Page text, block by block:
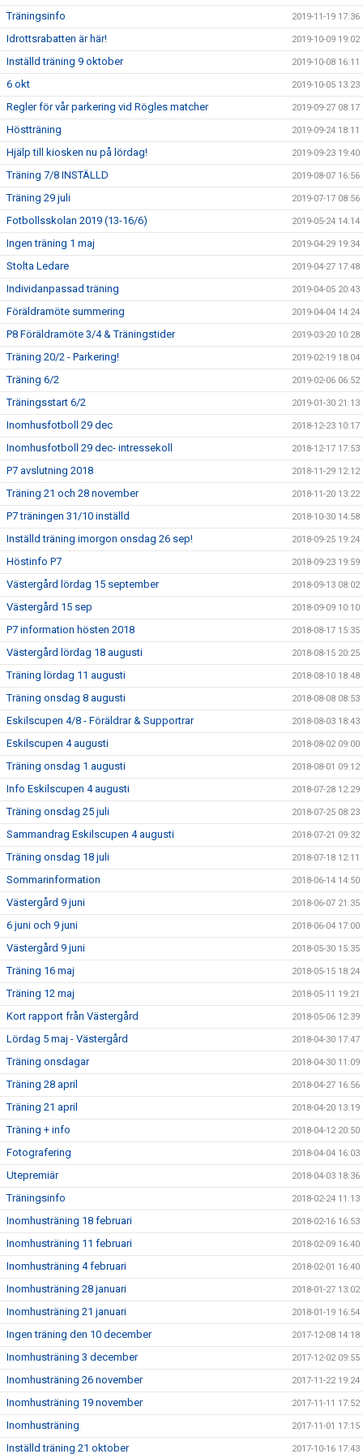
Träningsinfo 2019-11-19 17:36
Idrottsrabatten är här! 2019-10-09 19:02
Inställd träning 9 oktober 2019-10-08 16:11
6 okt 2019-10-05 13:23
Regler för vår parkering vid Rögles matcher 2019-09-27 08:17
Höstträning 2019-09-24 18:11
Hjälp till kiosken nu på lördag! 2019-09-23 19:40
Träning 7/8 INSTÄLLD 2019-08-07 16:56
Träning 29 juli 2019-07-17 08:56
Fotbollsskolan 2019 (13-16/6) 2019-05-24 14:14
Ingen träning 1 maj 2019-04-29 19:34
Stolta Ledare 2019-04-27 17:48
Individanpassad träning 2019-04-05 20:43
Föräldramöte summering 2019-04-04 14:24
P8 Föräldramöte 3/4 & Träningstider 2019-03-20 10:28
Träning 20/2 - Parkering! 2019-02-19 18:04
Träning 6/2 2019-02-06 06:52
Träningsstart 6/2 2019-01-30 21:13
Inomhusfotboll 29 dec 2018-12-23 10:17
Inomhusfotboll 29 dec- intressekoll 2018-12-17 17:53
P7 avslutning 2018 2018-11-29 12:12
Träning 21 och 28 november 2018-11-20 13:22
P7 träningen 31/10 inställd 2018-10-30 14:58
Inställd träning imorgon onsdag 26 sep! 2018-09-25 19:24
Höstinfo P7 2018-09-23 19:59
Västergård lördag 15 september 2018-09-13 08:02
Västergård 15 sep 2018-09-09 10:10
P7 information hösten 2018 2018-08-17 15:35
Västergård lördag 18 augusti 2018-08-15 20:25
Träning lördag 11 augusti 2018-08-10 18:48
Träning onsdag 8 augusti 2018-08-08 08:53
Eskilscupen 4/8 - Föräldrar & Supportrar 2018-08-03 18:43
Eskilscupen 4 augusti 2018-08-02 09:00
Träning onsdag 1 augusti 2018-08-01 09:12
Info Eskilscupen 4 augusti 2018-07-28 12:29
Träning onsdag 25 juli 2018-07-25 08:23
Sammandrag Eskilscupen 4 augusti 2018-07-21 09:32
Träning onsdag 18 juli 2018-07-18 12:11
Sommarinformation 2018-06-14 14:50
Västergård 9 juni 2018-06-07 21:35
6 juni och 9 juni 2018-06-04 17:00
Västergård 9 juni 2018-05-30 15:35
Träning 16 maj 2018-05-15 18:24
Träning 12 maj 2018-05-11 19:21
Kort rapport från Västergård 2018-05-06 12:39
Lördag 5 maj - Västergård 2018-04-30 17:47
Träning onsdagar 2018-04-30 11:09
Träning 28 april 2018-04-27 16:56
Träning 21 april 2018-04-20 13:19
Träning + info 2018-04-12 20:50
Fotografering 2018-04-04 16:03
Utepremiär 2018-04-03 18:36
Träningsinfo 2018-02-24 11:13
Inomhusträning 18 februari 2018-02-16 16:53
Inomhusträning 11 februari 2018-02-09 16:40
Inomhusträning 4 februari 2018-02-01 16:40
Inomhusträning 28 januari 2018-01-27 13:02
Inomhusträning 21 januari 2018-01-19 16:54
Ingen träning den 10 december 2017-12-08 14:18
Inomhusträning 3 december 2017-12-02 09:55
Inomhusträning 26 november 2017-11-22 19:24
Inomhusträning 19 november 2017-11-11 17:52
Inomhusträning 2017-11-01 17:15
Inställd träning 21 oktober 2017-10-16 17:43